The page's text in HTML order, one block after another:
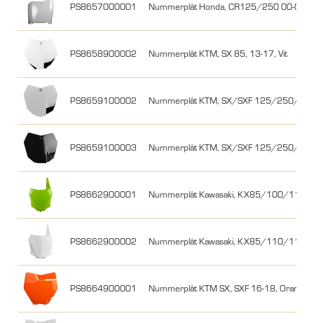
PS8657000001 Nummerplåt Honda, CR125/250 00-03,
PS8658900002 Nummerplåt KTM, SX 85, 13-17, Vit
PS8659100002 Nummerplåt KTM, SX/SXF 125/250/
PS8659100003 Nummerplåt KTM, SX/SXF 125/250/
PS8662900001 Nummerplåt Kawasaki, KX85/100/112,
PS8662900002 Nummerplåt Kawasaki, KX85/110/112,
PS8664900001 Nummerplåt KTM SX, SXF 16-18, Orange